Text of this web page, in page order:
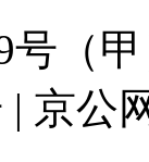
号
| 京公